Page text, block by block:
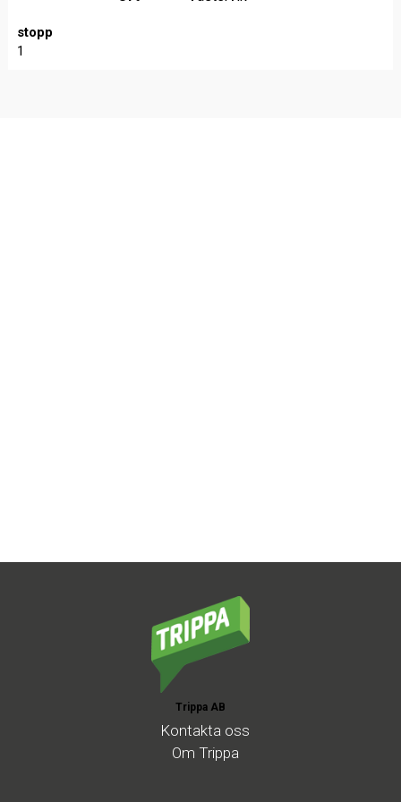
stopp
1
Trippa AB
Kontakta oss
Om Trippa